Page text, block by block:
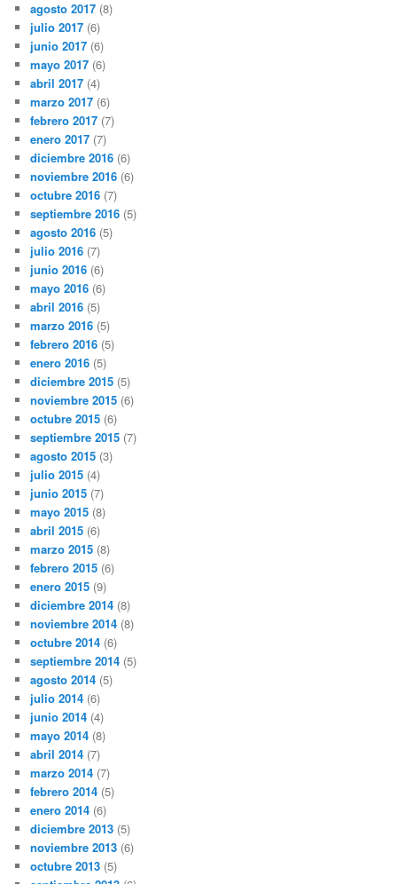
agosto 2017 (8)
julio 2017 (6)
junio 2017 (6)
mayo 2017 (6)
abril 2017 (4)
marzo 2017 (6)
febrero 2017 (7)
enero 2017 (7)
diciembre 2016 (6)
noviembre 2016 (6)
octubre 2016 (7)
septiembre 2016 (5)
agosto 2016 (5)
julio 2016 (7)
junio 2016 (6)
mayo 2016 (6)
abril 2016 (5)
marzo 2016 (5)
febrero 2016 (5)
enero 2016 (5)
diciembre 2015 (5)
noviembre 2015 (6)
octubre 2015 (6)
septiembre 2015 (7)
agosto 2015 (3)
julio 2015 (4)
junio 2015 (7)
mayo 2015 (8)
abril 2015 (6)
marzo 2015 (8)
febrero 2015 (6)
enero 2015 (9)
diciembre 2014 (8)
noviembre 2014 (8)
octubre 2014 (6)
septiembre 2014 (5)
agosto 2014 (5)
julio 2014 (6)
junio 2014 (4)
mayo 2014 (8)
abril 2014 (7)
marzo 2014 (7)
febrero 2014 (5)
enero 2014 (6)
diciembre 2013 (5)
noviembre 2013 (6)
octubre 2013 (5)